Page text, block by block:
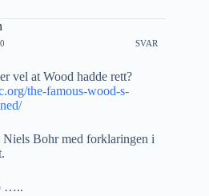
SVAR
vel at Wood hadde rett?
the-famous-wood-s-
Bohr med forklaringen i
…..